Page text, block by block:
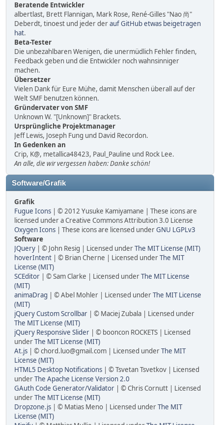
Beratende Entwickler
albertlast, Brett Flannigan, Mark Rose, René-Gilles "Nao 尚"
Deberdt, tinoest und jeder derauf GitHub etwas beigetragen
hat.
Beta-Tester
Die unbezahlbaren Wenigen, die unermüdlich Fehler finden,
Feedback geben und die Entwickler noch wahnsinniger
machen.
Übersetzer
Vielen Dank für Eure Mühe, damit Menschen überall auf der
Welt SMF benutzen können.
Gründervater von SMF
Unknown W. "[Unknown]" Brackets.
Ursprüngliche Projektmanager
Jeff Lewis, Joseph Fung und David Recordon.
In Gedenken an
Crip, K@, metallica48423, Paul_Pauline und Rock Lee.
An alle, die wir vergessen haben: Danke schön!
Software/Grafik
Grafik
Fugue Icons | © 2012 Yusuke Kamiyamane | These icons are
licensed under a Creative Commons Attribution 3.0 License
Oxygen Icons | These icons are licensed underGNU LGPLv3
Software
JQuery | © John Resig | Licensed underThe MIT License (MIT)
hoverIntent | © Brian Cherne | Licensed underThe MIT
License (MIT)
SCEditor | © Sam Clarke | Licensed underThe MIT License
(MIT)
animaDrag | © Abel Mohler | Licensed underThe MIT License
(MIT)
jQuery Custom Scrollbar | © Maciej Zubala | Licensed under
The MIT License (MIT)
jQuery Responsive Slider | © booncon ROCKETS | Licensed
underThe MIT License (MIT)
At.js | © chord.luo@gmail.com | Licensed underThe MIT
License (MIT)
HTML5 Desktop Notifications | © Tsvetan Tsvetkov | Licensed
underThe Apache License Version 2.0
GAuth Code Generator/Validator | © Chris Cornutt | Licensed
underThe MIT License (MIT)
Dropzone.js | © Matias Meno | Licensed underThe MIT
License (MIT)